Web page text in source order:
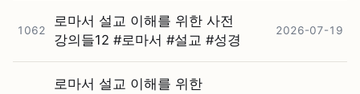
1062
로마서 설교 이해를 위한 사전
강의들12 #⁠로마서 #⁠설교 #⁠성경
2026-07-19
로마서 설교 이해를 위한